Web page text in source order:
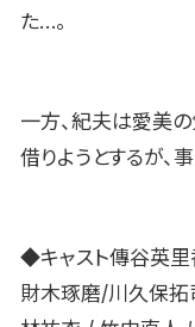
た…。
一方、紀夫は愛美
借りようとするが、
◆キャスト傳谷英
財木琢磨/川久保